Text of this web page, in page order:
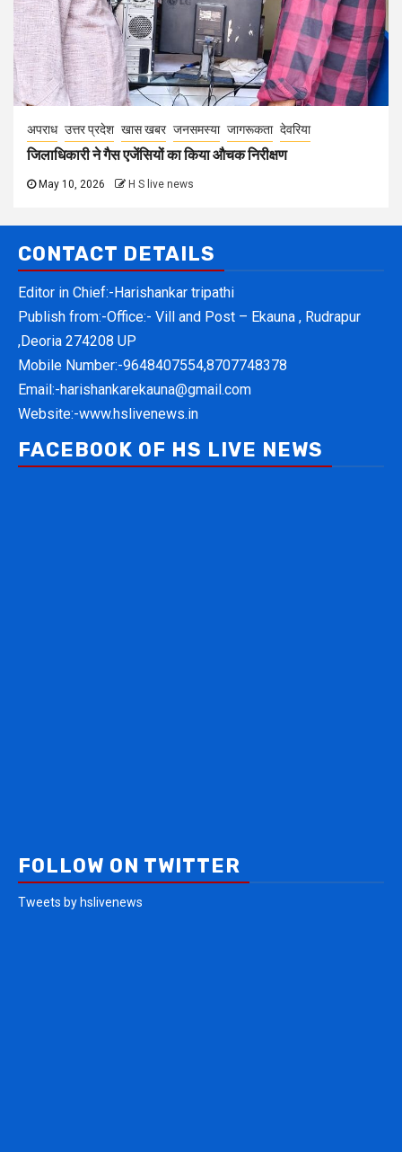
अपराध उत्तर प्रदेश खास खबर जनसमस्या जागरूकता देवरिया
जिलाधिकारी ने गैस एजेंसियों का किया औचक निरीक्षण
May 10, 2026 H S live news
CONTACT DETAILS
Editor in Chief:-Harishankar tripathi
Publish from:-Office:- Vill and Post – Ekauna , Rudrapur
,Deoria 274208 UP
Mobile Number:-9648407554,8707748378
Email:-harishankarekauna@gmail.com
Website:-www.hslivenews.in
FACEBOOK OF HS LIVE NEWS
FOLLOW ON TWITTER
Tweets by hslivenews